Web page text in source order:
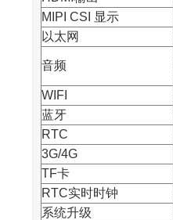
MIPI CSI 显示
以太网
音频
WIFI
蓝牙
RTC
3G/4G
TF卡
RTC实时时钟
系统升级